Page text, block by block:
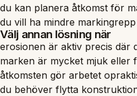
du kan planera åtkomst för
du vill ha mindre
Välj annan lösning när
erosionen är aktiv precis där
marken är mycket mjuk eller
åtkomsten gör arbetet
du behöver flytta